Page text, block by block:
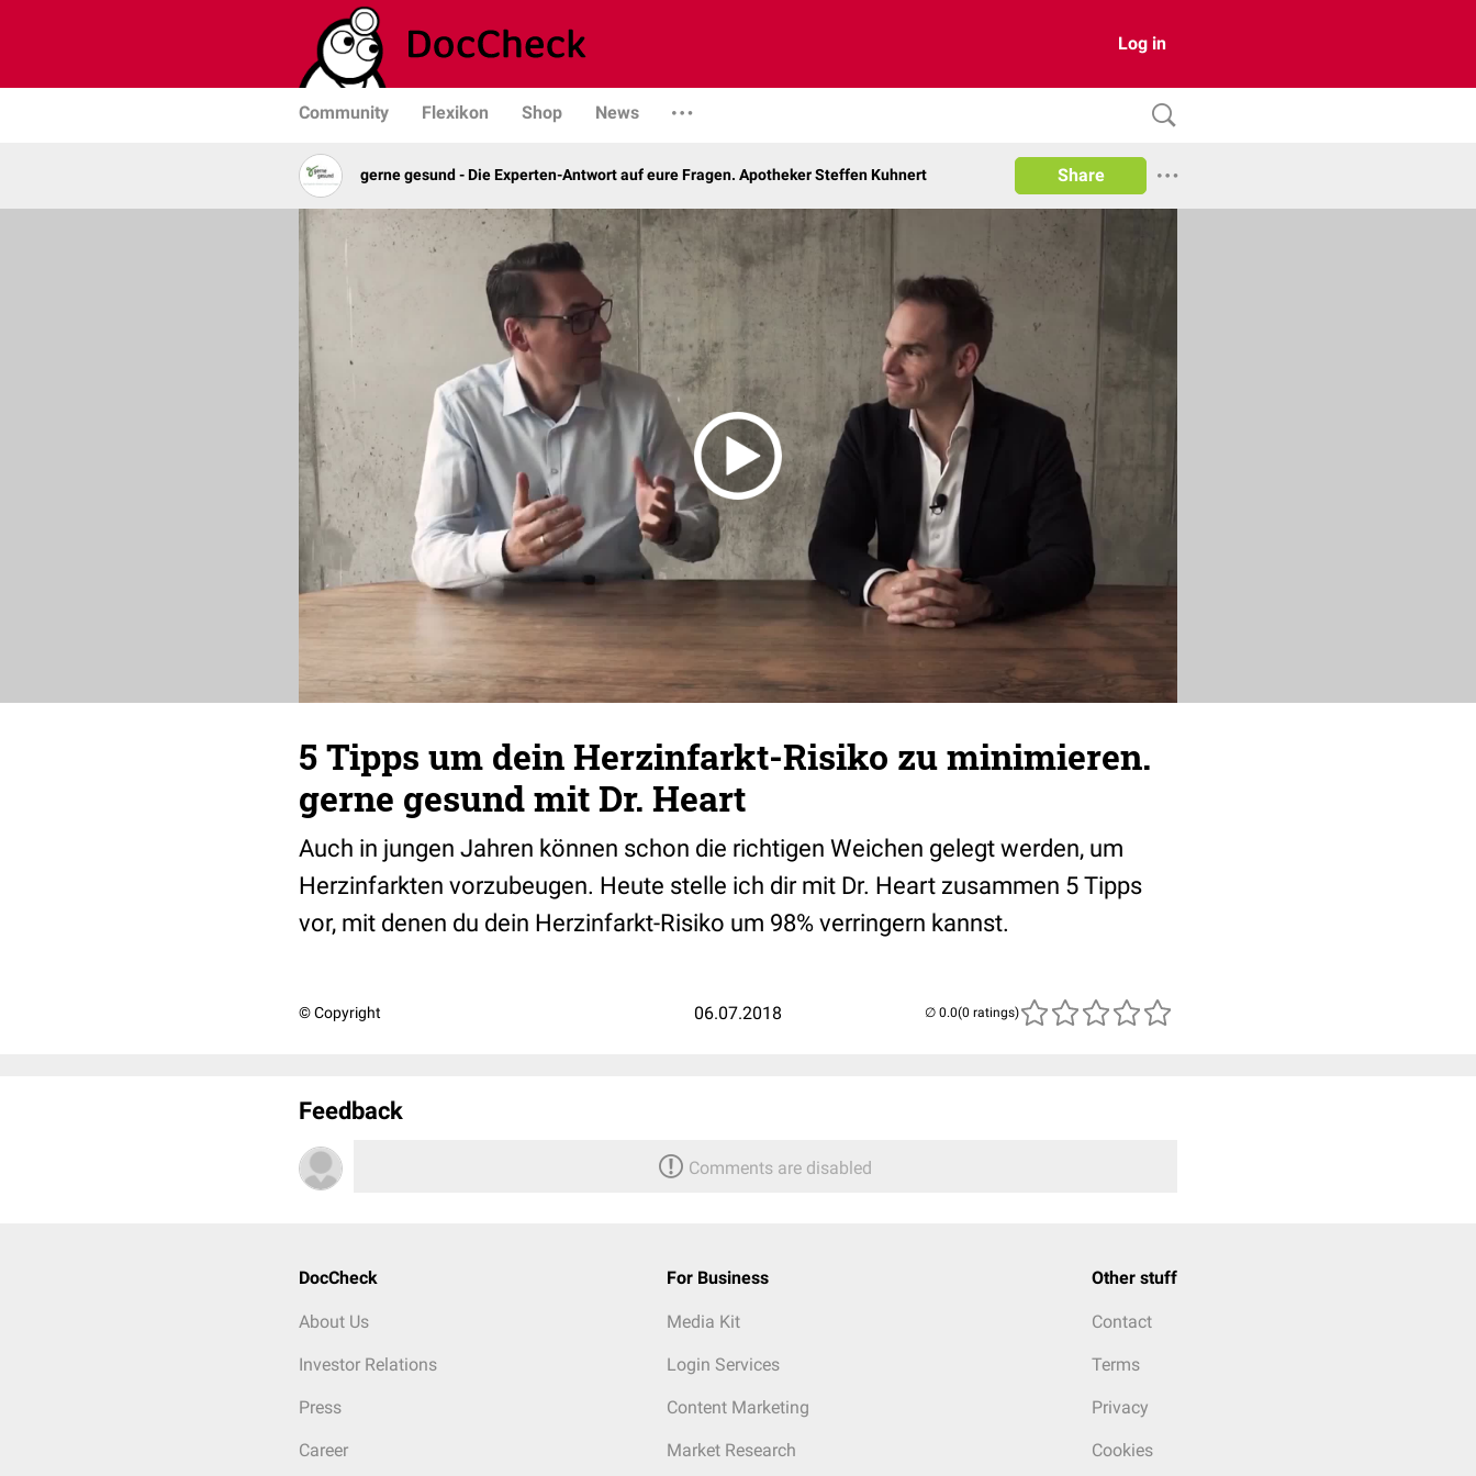
Log in
Community Flexikon Shop News
gerne gesund - Die Experten-Antwort auf eure Fragen. Apotheker Steffen Kuhnert Share
5 Tipps um dein Herzinfarkt-Risiko zu minimieren.
gerne gesund mit Dr. Heart
Auch in jungen Jahren können schon die richtigen Weichen gelegt werden, um
Herzinfarkten vorzubeugen. Heute stelle ich dir mit Dr. Heart zusammen 5 Tipps
vor, mit denen du dein Herzinfarkt-Risiko um 98% verringern kannst.
© Copyright 06.07.2018 (0 ratings)
Feedback
Comments are disabled
DocCheck
About Us
Investor Relations
Press
Career
For Business
Media Kit
Login Services
Content Marketing
Market Research
Other stuff
Contact
Terms
Privacy
Cookies